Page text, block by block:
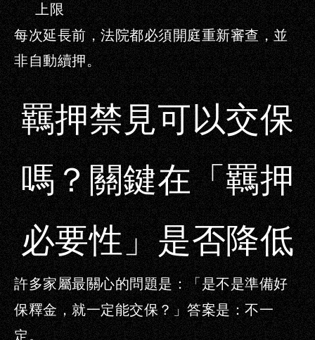
上限
每次延長前，法院都必須開庭重新審查，並
非自動續押。
羈押禁見可以交保
嗎？關鍵在「羈押
必要性」是否降低
許多家屬最關心的問題是：「是不是準備好
保釋金，就一定能交保？」答案是：不一
定。